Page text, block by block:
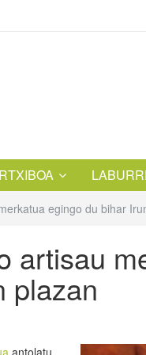
egingo du bihar
artisau
plazan
antolatu